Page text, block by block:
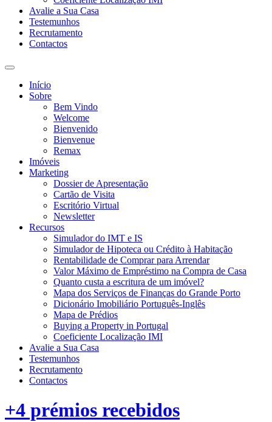
Avalie a Sua Casa
Testemunhos
Recrutamento
Contactos
Toggle
search
field
Início
Sobre
Bem Vindo
Welcome
Bienvenido
Bienvenue
Remax
Imóveis
Marketing
Dossier de Apresentação
Cartão de Visita
Escritório Virtual
Newsletter
Recursos
Simulador do IMT e IS
Simulador de Hipoteca ou Crédito à Habitação
Rentabilidade de Comprar para Arrendar
Valor Máximo de Empréstimo na Compra de Casa
Quanto custa a escritura de um imóvel?
Mapa dos Serviços de Finanças do Grande Porto
Dicionário Imobiliário Português-Inglês
Mapa de Prédios
Buying a Property in Portugal
Coeficiente Localização IMI
Avalie a Sua Casa
Testemunhos
Recrutamento
Contactos
+4 prémios recebidos